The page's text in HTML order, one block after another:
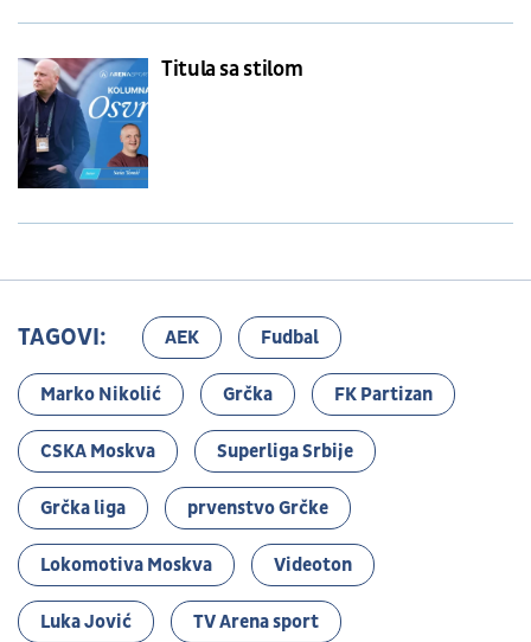
Titula sa stilom
TAGOVI: AEK Fudbal
Marko Nikolić Grčka FK Partizan
CSKA Moskva Superliga Srbije
Grčka liga prvenstvo Grčke
Lokomotiva Moskva Videoton
Luka Jović TV Arena sport